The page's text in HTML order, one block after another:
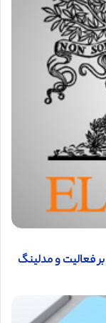
فعالیت و مدلینگ